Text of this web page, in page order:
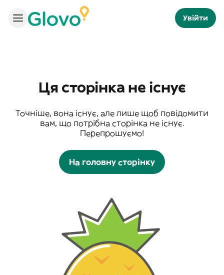
Увійти
Ця сторінка не існує
Точніше, вона існує, але лише щоб повідомити
вам, що потрібна сторінка не існує.
Перепрошуємо!
На головну сторінку